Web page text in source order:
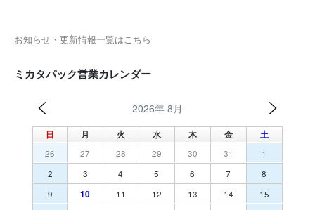
お知らせ・更新情報一覧はこちら
ミカタパック営業カレンダー
2026年 8月
日 月 火 水 木 金 土
26 27 28 29 30 31
1
2
3 4 5 6 7
8
9
10 11 12 13 14
15